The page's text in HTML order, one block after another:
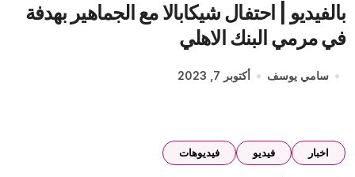
بالفيديو | احتفال شيكابالا مع الجماهير بهدفة
في مرمي البنك الاهلي
سامي يوسف أكتوبر 7, 2023
اخبار فيديو فيديوهات